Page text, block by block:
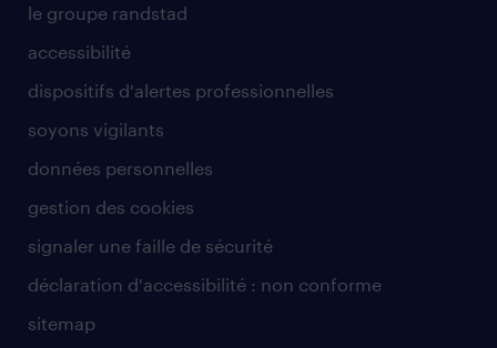
le groupe randstad
accessibilité
dispositifs d'alertes professionnelles
soyons vigilants
données personnelles
gestion des cookies
signaler une faille de sécurité
déclaration d'accessibilité : non conforme
sitemap